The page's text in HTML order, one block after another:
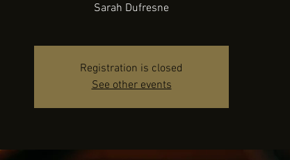
Registration is closed
See other events